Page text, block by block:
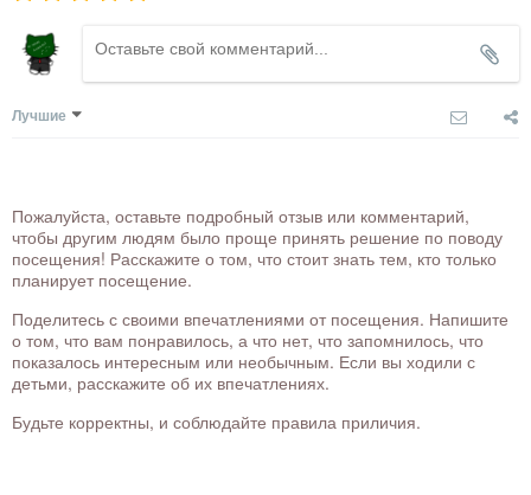
Лучшие
Пожалуйста, оставьте подробный отзыв или комментарий,
чтобы другим людям было проще принять решение по поводу
посещения! Расскажите о том, что стоит знать тем, кто только
планирует посещение.
Поделитесь с своими впечатлениями от посещения. Напишите
о том, что вам понравилось, а что нет, что запомнилось, что
показалось интересным или необычным. Если вы ходили с
детьми, расскажите об их впечатлениях.
Будьте корректны, и соблюдайте правила приличия.